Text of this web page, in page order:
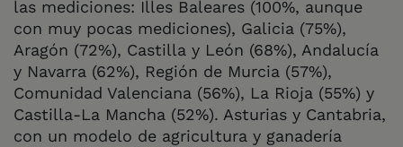
las mediciones: Illes Baleares (100%, aunque
con muy pocas mediciones), Galicia (75%),
Aragón (72%), Castilla y León (68%), Andalucía
y Navarra (62%), Región de Murcia (57%),
Comunidad Valenciana (56%), La Rioja (55%) y
Castilla-La Mancha (52%). Asturias y Cantabria,
con un modelo de agricultura y ganadería